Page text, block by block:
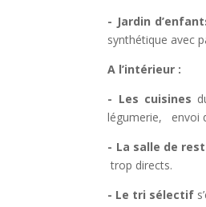
- Jardin
synthétique avec
A l’intérieur :
- Les cuisines
légumerie, envoi
- La salle de
trop directs.
- Le tri sélectif